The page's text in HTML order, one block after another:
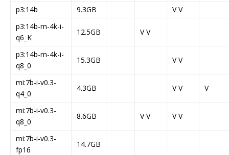
p3:14b 9.3GB
V V
p3:14b-m-4k-i-
q6_K
12.5GB V V
p3:14b-m-4k-i-
q8_0
15.3GB V V
mi:7b-i-v0.3-
q4_0
4.3GB V V V
mi:7b-i-v0.3-
q8_0
8.6GB V V V V
mi:7b-i-v0.3-
fp16
14.7GB